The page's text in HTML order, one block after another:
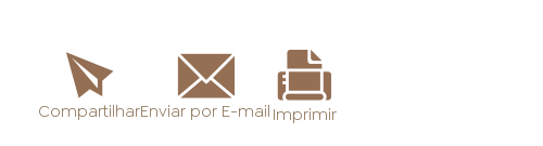
CompartilharEnviar por E-mail Imprimir